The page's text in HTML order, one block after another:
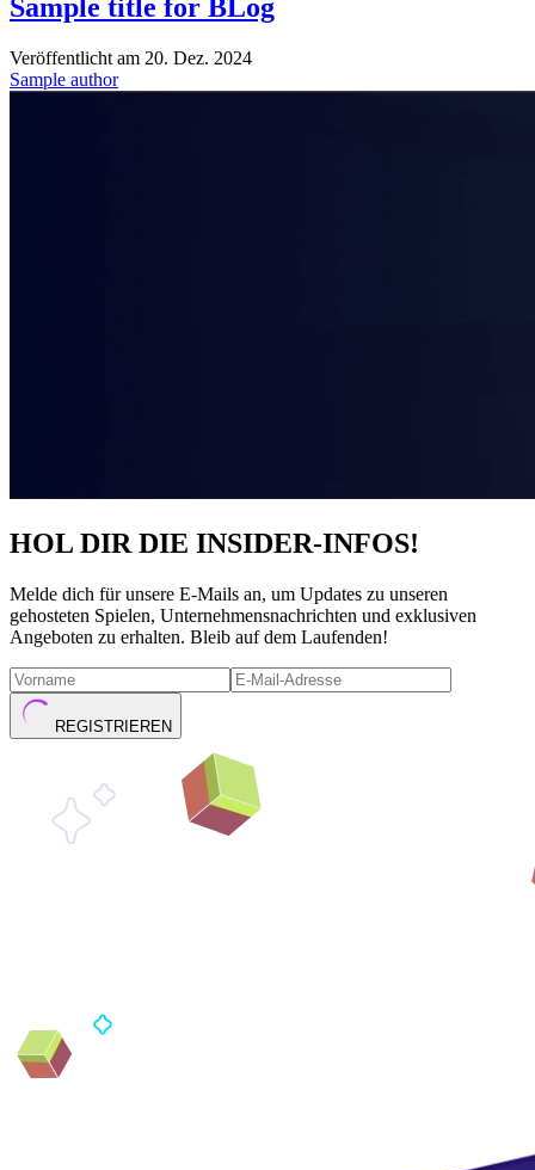
Sample title for BLog
Veröffentlicht am 20. Dez. 2024
Sample author
HOL DIR DIE INSIDER-INFOS!
Melde dich für unsere E-Mails an, um Updates zu unseren
gehosteten Spielen, Unternehmensnachrichten und exklusiven
Angeboten zu erhalten. Bleib auf dem Laufenden!
REGISTRIEREN